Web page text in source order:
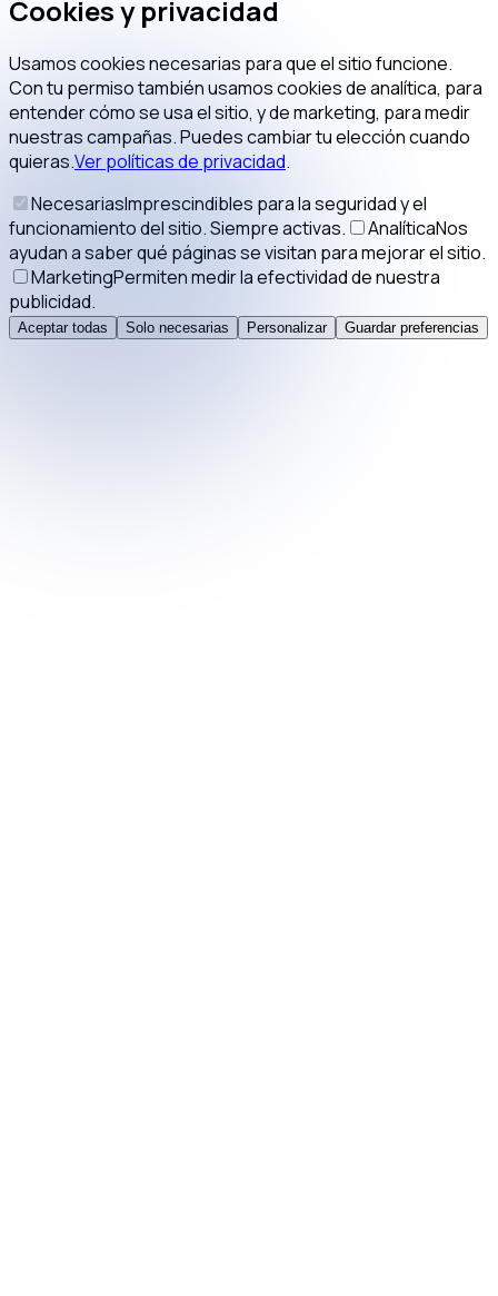
Cookies y privacidad
Usamos cookies necesarias para que el sitio funcione.
Con tu permiso también usamos cookies de analítica, para
entender cómo se usa el sitio, y de marketing, para medir
nuestras campañas. Puedes cambiar tu elección cuando
quieras.Ver políticas de privacidad.
NecesariasImprescindibles para la seguridad y el
funcionamiento del sitio. Siempre activas.
AnalíticaNos
ayudan a saber qué páginas se visitan para mejorar el sitio.
MarketingPermiten medir la efectividad de nuestra
publicidad.
Aceptar todas Solo necesarias Personalizar Guardar preferencias